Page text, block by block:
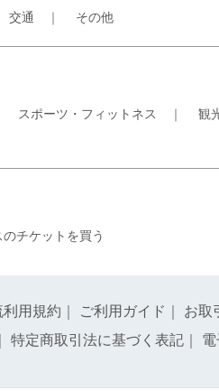
交通 ｜ その他
スポーツ・フィットネス ｜ 観
チケットを買う
利用規約 ご利用ガイド お取
特定商取引法に基づく表記